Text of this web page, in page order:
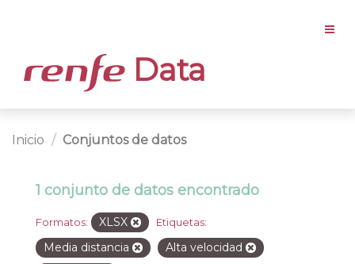
Data
Inicio Conjuntos de datos
1 conjunto de datos encontrado
Formatos: XLSX Etiquetas:
Media distancia
Alta velocidad